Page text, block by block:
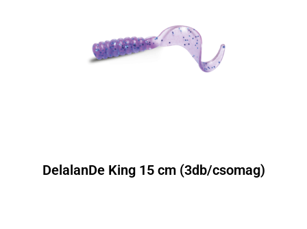
DelalanDe King 15 cm (3db/csomag)